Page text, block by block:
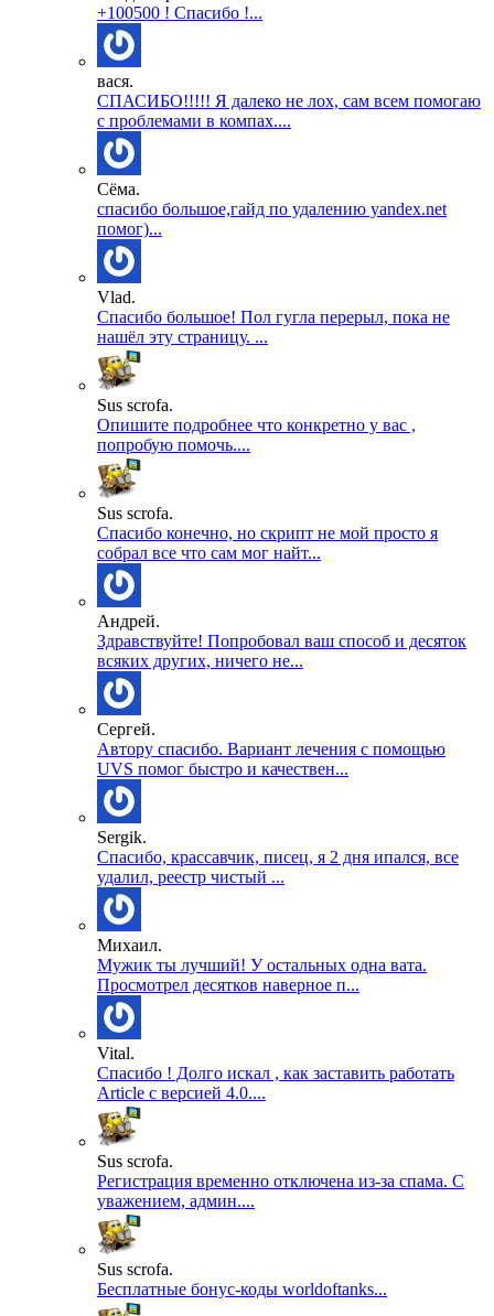
+100500 ! Спасибо !...
вася.
СПАСИБО!!!!! Я далеко не лох, сам всем помогаю
с проблемами в компах....
Сёма.
спасибо большое,гайд по удалению yandex.net
помог)...
Vlad.
Спасибо большое! Пол гугла перерыл, пока не
нашёл эту страницу. ...
Sus scrofa.
Опишите подробнее что конкретно у вас ,
попробую помочь....
Sus scrofa.
Спасибо конечно, но скрипт не мой просто я
собрал все что сам мог найт...
Андрей.
Здравствуйте! Попробовал ваш способ и десяток
всяких других, ничего не...
Сергей.
Автору спасибо. Вариант лечения с помощью
UVS помог быстро и качествен...
Sergik.
Спасибо, крассавчик, писец, я 2 дня ипался, все
удалил, реестр чистый ...
Михаил.
Мужик ты лучший! У остальных одна вата.
Просмотрел десятков наверное п...
Vital.
Спасибо ! Долго искал , как заставить работать
Article с версией 4.0....
Sus scrofa.
Регистрация временно отключена из-за спама. С
уважением, админ....
Sus scrofa.
Бесплатные бонус-коды worldoftanks...